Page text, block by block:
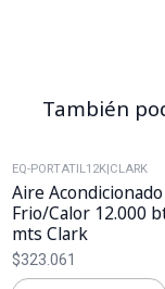
También
EQ-PORTATIL12K|CLARK
Aire
Frio/Calor 12.000
mts Clark
$323.061